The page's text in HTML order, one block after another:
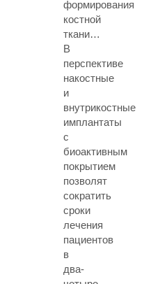
формирования
костной
ткани…
В
перспективе
накостные
и
внутрикостные
имплантаты
с
биоактивным
покрытием
позволят
сократить
сроки
лечения
пациентов
в
два-